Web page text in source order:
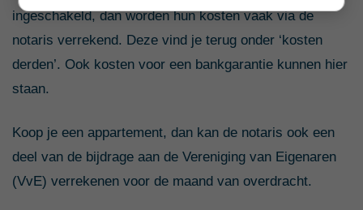
ingeschakeld, dan worden hun kosten vaak via de
notaris verrekend. Deze vind je terug onder ‘kosten
derden’. Ook kosten voor een bankgarantie kunnen hier
staan.
Koop je een appartement, dan kan de notaris ook een
deel van de bijdrage aan de Vereniging van Eigenaren
(VvE) verrekenen voor de maand van overdracht.